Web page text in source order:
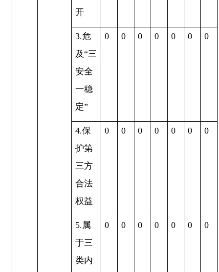
开
3.危
及“三
安全
一稳
定”
0 0 0 0 0 0 0
4.保
护第
三方
合法
权益
0 0 0 0 0 0 0
5. 属
于三
类内
0 0 0 0 0 0 0